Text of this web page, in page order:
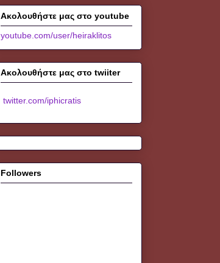
Ακολουθήστε μας στο youtube
youtube.com/user/heiraklitos
Ακολουθήστε μας στο twiiter
twitter.com/iphicratis
Followers